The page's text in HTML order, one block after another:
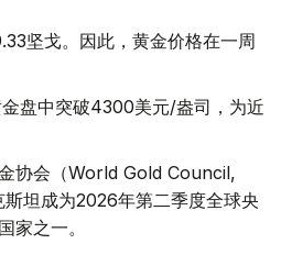
坚戈。因此，黄金价格在一周
盘中突破4300美元/盎司，为近
金协会（World Gold Council,
坦成为2026年第二季度全球央
家之一。